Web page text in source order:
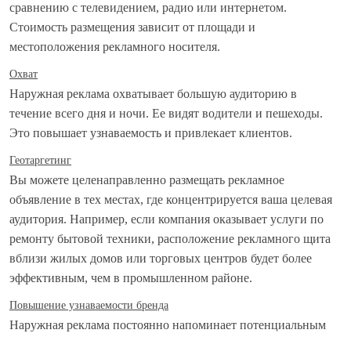
сравнению с телевидением, радио или интернетом.
Стоимость размещения зависит от площади и
местоположения рекламного носителя.
Охват
Наружная реклама охватывает большую аудиторию в
течение всего дня и ночи. Ее видят водители и пешеходы.
Это повышает узнаваемость и привлекает клиентов.
Геотаргетинг
Вы можете целенаправленно размещать рекламное
объявление в тех местах, где концентрируется ваша целевая
аудитория. Например, если компания оказывает услуги по
ремонту бытовой техники, расположение рекламного щита
вблизи жилых домов или торговых центров будет более
эффективным, чем в промышленном районе.
Повышение узнаваемости бренда
Наружная реклама постоянно напоминает потенциальным